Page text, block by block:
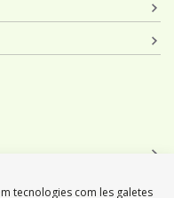
tecnologies com les galetes